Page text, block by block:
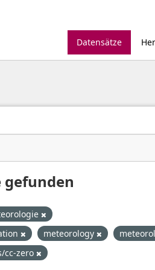
Datensätze
gefunden
meteorology
cc-zero